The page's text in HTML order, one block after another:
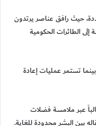
حيث رافق عناصر يرتدون
الطائرات الحكومية
تستمر عمليات إعادة
عبر ملامسة فضلات
بين البشر محدودة للغاية.